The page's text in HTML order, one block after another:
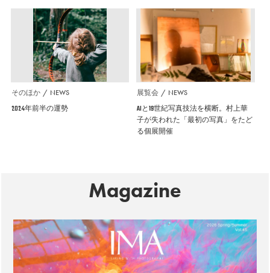
そのほか NEWS
2024年前半の運勢
展覧会 NEWS
AIと19世紀写真技法を横断。村上華
子が失われた「最初の写真」をたど
る個展開催
Magazine